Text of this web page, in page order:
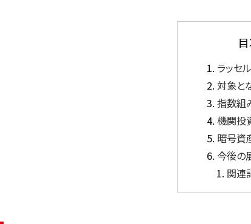
ラッセ
対象と
指数組
機関投
暗号資
今後の
関連